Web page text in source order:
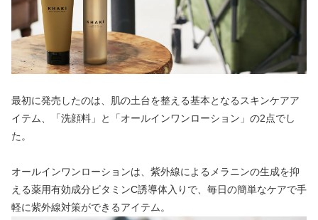
最初に発売したのは、肌の土台を整える基本となるスキンケアア
イテム、「洗顔料」と「オールインワンローション」の2点でし
た。
オールインワンローションは、紫外線によるメラニンの生成を抑
える薬用有効成分ビタミンC誘導体入りで、毎日の簡単なケアで手
軽に紫外線対策ができるアイテム。